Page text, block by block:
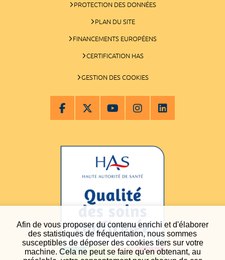
Afin de vous proposer du contenu enrichi et d'élaborer
des statistiques de fréquentation, nous sommes
susceptibles de déposer des cookies tiers sur votre
machine. Cela ne peut se faire qu'en obtenant, au
PROTECTION DES DONNÉES
PLAN DU SITE
FINANCEMENTS EUROPÉENS
CERTIFICATION HAS
GESTION DES COOKIES